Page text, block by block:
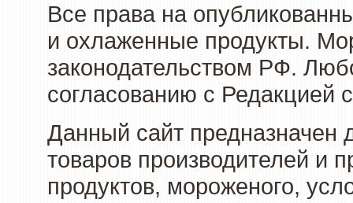
Все права на
и охлаженные продукты.
законодательством РФ.
согласованию с Редакцией
Данный сайт предназначен
товаров производителей и
продуктов, мороженого,